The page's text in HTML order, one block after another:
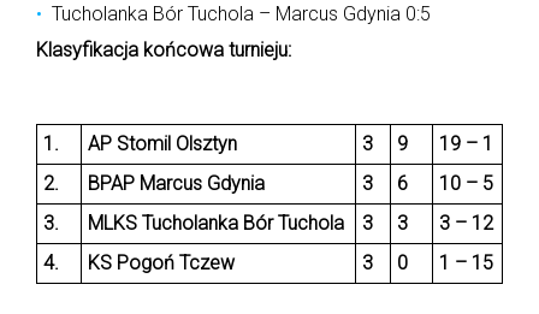
Tucholanka Bór Tuchola – Marcus Gdynia 0:5
Klasyfikacja końcowa turnieju:
1. AP Stomil Olsztyn 3 9
19 – 1
2.
BPAP Marcus Gdynia 3 6
10 – 5
3.
MLKS Tucholanka Bór Tuchola 3 3
3 – 12
4.
KS Pogoń Tczew 3 0 1 – 15